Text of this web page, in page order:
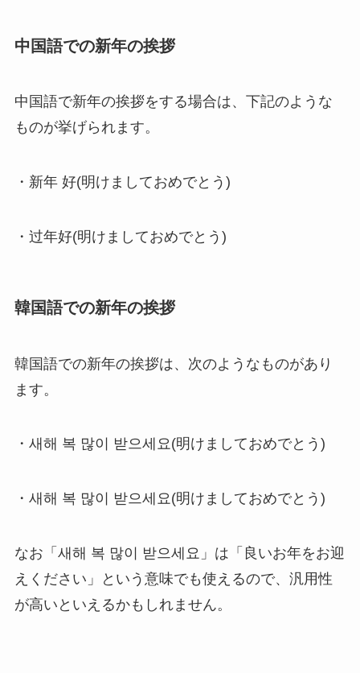
中国語での新年の挨拶
中国語で新年の挨拶をする場合は、下記のような
ものが挙げられます。
・新年 好(明けましておめでとう)
・过年好(明けましておめでとう)
韓国語での新年の挨拶
韓国語での新年の挨拶は、次のようなものがあり
ます。
・새해 복 많이 받으세요(明けましておめでとう)
・새해 복 많이 받으세요(明けましておめでとう)
なお「새해 복 많이 받으세요」は「良いお年をお迎
えください」という意味でも使えるので、汎用性
が高いといえるかもしれません。